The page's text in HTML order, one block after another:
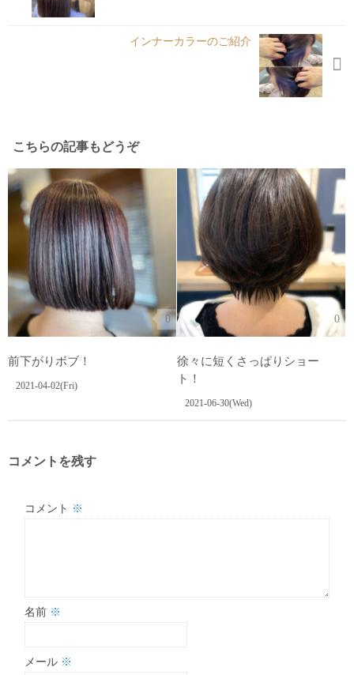
インナーカラーのご紹介
こちらの記事もどうぞ
0
前下がりボブ！
2021-04-02(Fri)
0
徐々に短くさっぱりショー
ト！
2021-06-30(Wed)
コメントを残す
コメント ※
名前 ※
メール ※